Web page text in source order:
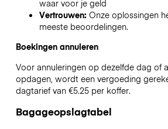
waar voor je geld
Vertrouwen: Onze oplossingen
meeste beoordelingen.
Boekingen annuleren
Voor annuleringen op dezelfde dag of
opdagen, wordt een vergoeding
dagtarief van €5.25 per koffer.
Bagageopslagtabel